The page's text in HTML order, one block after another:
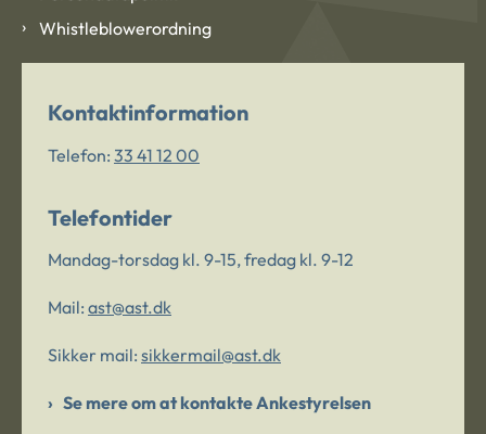
Whistleblowerordning
Kontaktinformation
Telefon: 33 41 12 00
Telefontider
Mandag-torsdag kl. 9-15, fredag kl. 9-12
Mail: ast@ast.dk
Sikker mail: sikkermail@ast.dk
Se mere om at kontakte Ankestyrelsen